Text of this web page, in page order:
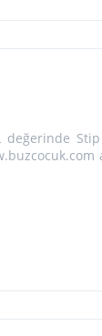
değerinde